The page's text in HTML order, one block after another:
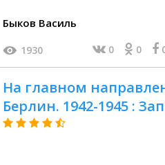
Быков Василь
1930 0 0
На главном
Берлин. 1942-1945 :